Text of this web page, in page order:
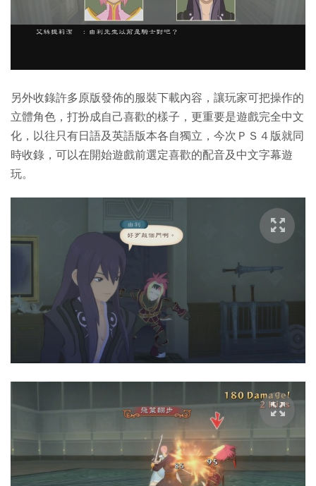
另外收錄許多原版發佈的服裝下載內容，讓玩家可把操作的
立體角色，打扮成自己喜歡的樣子，更重要是遊戲完全中文
化，以往只有日語及英語版本各自獨立，今次ＰＳ４版就同
時收錄，可以在開始遊戲前選定喜歡的配音及中文字幕遊
玩。